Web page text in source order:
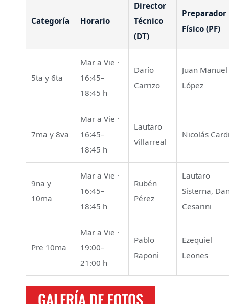
Categoría Horario
Director
Técnico
(DT)
Preparador
Físico (PF)
5ta y 6ta
Mar a Vie ·
16:45–
18:45 h
Darío
Carrizo
Juan Manuel
López
7ma y 8va
Mar a Vie ·
16:45–
18:45 h
Lautaro
Villarreal
Nicolás
9na y
10ma
Mar a Vie ·
16:45–
18:45 h
Rubén
Pérez
Lautaro
Sisterna,
Cesarini
Pre 10ma
Mar a Vie ·
19:00–
21:00 h
Pablo
Raponi
Ezequiel
Leones
GALERÍA DE FOTOS